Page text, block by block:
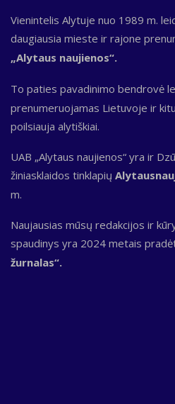
Vienintelis Alytuje nuo 1989 m.
daugiausia mieste ir rajone
„Alytaus naujienos“.
To paties pavadinimo bendrovė
prenumeruojamas Lietuvoje ir
poilsiauja alytiškiai.
UAB „Alytaus naujienos“ yra ir
žiniasklaidos tinklapių
m.
Naujausias mūsų redakcijos ir
spaudinys yra 2024 metais
žurnalas“.